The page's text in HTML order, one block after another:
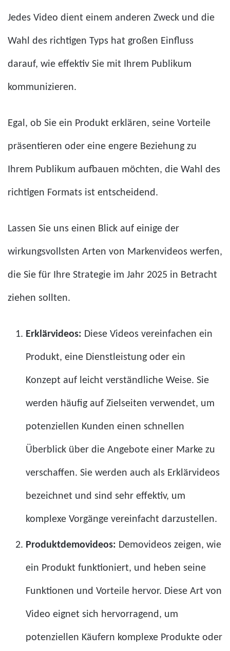
Jedes Video dient einem anderen Zweck und die
Wahl des richtigen Typs hat großen Einfluss
darauf, wie effektiv Sie mit Ihrem Publikum
kommunizieren.
Egal, ob Sie ein Produkt erklären, seine Vorteile
präsentieren oder eine engere Beziehung zu
Ihrem Publikum aufbauen möchten, die Wahl des
richtigen Formats ist entscheidend.
Lassen Sie uns einen Blick auf einige der
wirkungsvollsten Arten von Markenvideos werfen,
die Sie für Ihre Strategie im Jahr 2025 in Betracht
ziehen sollten.
Erklärvideos: Diese Videos vereinfachen ein
Produkt, eine Dienstleistung oder ein
Konzept auf leicht verständliche Weise. Sie
werden häufig auf Zielseiten verwendet, um
potenziellen Kunden einen schnellen
Überblick über die Angebote einer Marke zu
verschaffen. Sie werden auch als Erklärvideos
bezeichnet und sind sehr effektiv, um
komplexe Vorgänge vereinfacht darzustellen.
Produktdemovideos: Demovideos zeigen, wie
ein Produkt funktioniert, und heben seine
Funktionen und Vorteile hervor. Diese Art von
Video eignet sich hervorragend, um
potenziellen Käufern komplexe Produkte oder